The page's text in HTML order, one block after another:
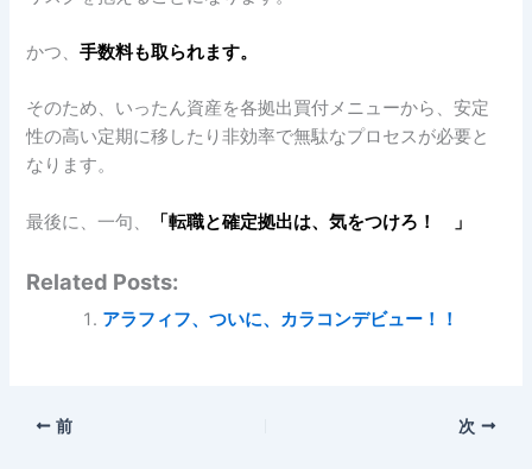
かつ、手数料も取られます。
そのため、いったん資産を各拠出買付メニューから、安定
性の高い定期に移したり非効率で無駄なプロセスが必要と
なります。
最後に、一句、 「転職と確定拠出は、気をつけろ！ 」
Related Posts:
アラフィフ、ついに、カラコンデビュー！！
前 次